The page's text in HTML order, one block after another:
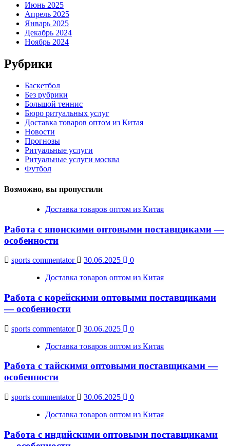
Июнь 2025
Апрель 2025
Январь 2025
Декабрь 2024
Ноябрь 2024
Рубрики
Баскетбол
Без рубрики
Большой теннис
Бюро ритуальных услуг
Доставка товаров оптом из Китая
Новости
Прогнозы
Ритуальные услуги
Ритуальные услуги москва
Футбол
Возможно, вы пропустили
Доставка товаров оптом из Китая
Работа с японскими оптовыми поставщиками —
особенности
sports commentator 30.06.2025
0
Доставка товаров оптом из Китая
Работа с корейскими оптовыми поставщиками
— особенности
sports commentator 30.06.2025
0
Доставка товаров оптом из Китая
Работа с тайскими оптовыми поставщиками —
особенности
sports commentator 30.06.2025
0
Доставка товаров оптом из Китая
Работа с индийскими оптовыми поставщиками